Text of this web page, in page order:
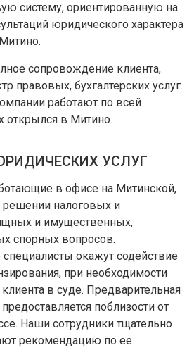
систему, ориентированную на
юридического характера
сопровождение клиента,
правовых, бухгалтерских услуг.
работают по всей
открылся в Митино.
УСЛУГ
в офисе на Митинской,
решении налоговых и
и имущественных,
спорных вопросов.
окажут содействие
при необходимости
в суде. Предварительная
поблизости от
Наши сотрудники тщательно
рекомендацию по ее